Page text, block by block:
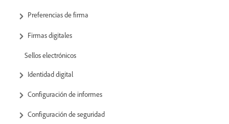
Preferencias de firma
Firmas digitales
Sellos electrónicos
Identidad digital
Configuración de informes
Configuración de seguridad